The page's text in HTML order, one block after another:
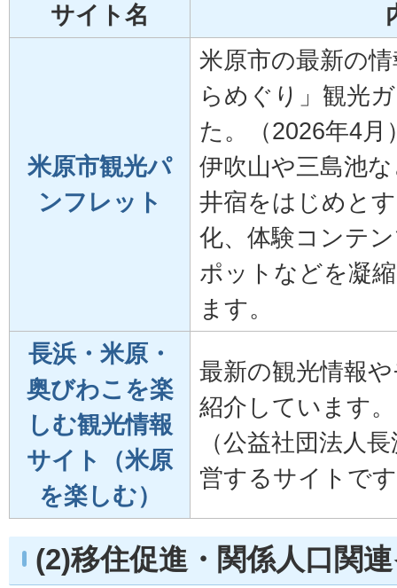
サイト名
米原市観光パ
ンフレット
米原市の最新の
らめぐり」観光
た。（2026年4月
伊吹山や三島池
井宿をはじめと
化、体験コンテ
ポットなどを凝
ます。
長浜・米原・
奥びわこを楽
しむ観光情報
サイト（米原
を楽しむ）
最新の観光情報
紹介しています。
（公益社団法人
営するサイトで
(2)移住促進・関係人口関